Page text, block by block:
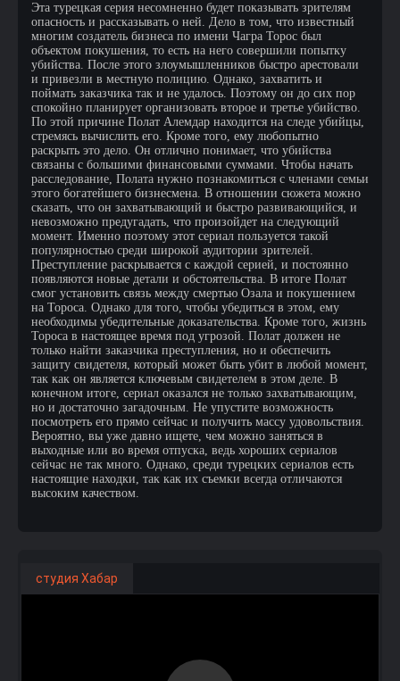
Эта турецкая серия несомненно будет показывать зрителям
опасность и рассказывать о ней. Дело в том, что известный
многим создатель бизнеса по имени Чагра Торос был
объектом покушения, то есть на него совершили попытку
убийства. После этого злоумышленников быстро арестовали
и привезли в местную полицию. Однако, захватить и
поймать заказчика так и не удалось. Поэтому он до сих пор
спокойно планирует организовать второе и третье убийство.
По этой причине Полат Алемдар находится на следе убийцы,
стремясь вычислить его. Кроме того, ему любопытно
раскрыть это дело. Он отлично понимает, что убийства
связаны с большими финансовыми суммами. Чтобы начать
расследование, Полата нужно познакомиться с членами семьи
этого богатейшего бизнесмена. В отношении сюжета можно
сказать, что он захватывающий и быстро развивающийся, и
невозможно предугадать, что произойдет на следующий
момент. Именно поэтому этот сериал пользуется такой
популярностью среди широкой аудитории зрителей.
Преступление раскрывается с каждой серией, и постоянно
появляются новые детали и обстоятельства. В итоге Полат
смог установить связь между смертью Озала и покушением
на Тороса. Однако для того, чтобы убедиться в этом, ему
необходимы убедительные доказательства. Кроме того, жизнь
Тороса в настоящее время под угрозой. Полат должен не
только найти заказчика преступления, но и обеспечить
защиту свидетеля, который может быть убит в любой момент,
так как он является ключевым свидетелем в этом деле. В
конечном итоге, сериал оказался не только захватывающим,
но и достаточно загадочным. Не упустите возможность
посмотреть его прямо сейчас и получить массу удовольствия.
Вероятно, вы уже давно ищете, чем можно заняться в
выходные или во время отпуска, ведь хороших сериалов
сейчас не так много. Однако, среди турецких сериалов есть
настоящие находки, так как их съемки всегда отличаются
высоким качеством.
студия Хабар